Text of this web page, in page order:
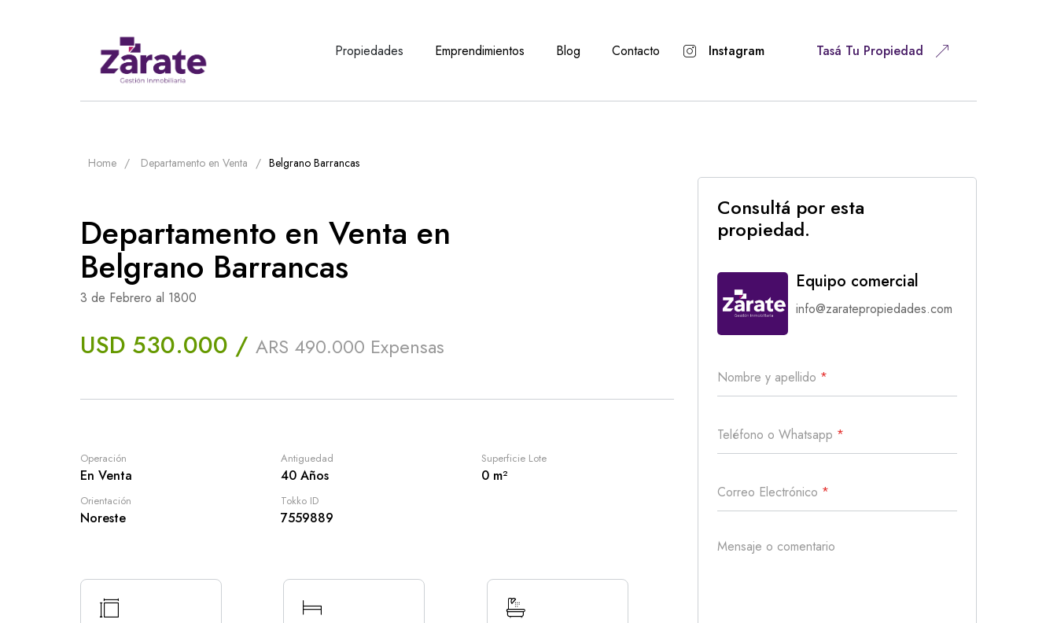
Propiedades Emprendimientos Blog Contacto Instagram Tasá Tu Propiedad
Home Departamento en Venta Belgrano Barrancas
Departamento en Venta en
Belgrano Barrancas
3 de Febrero al 1800
USD 530.000 / ARS 490.000 Expensas
Operación
En Venta
Antiguedad
40 Años
Superficie Lote
0 m²
Orientación
Noreste
Tokko ID
7559889
Consultá por esta
propiedad.
Equipo comercial
info@zaratepropiedades.com
Nombre y apellido *
Teléfono o Whatsapp *
Correo Electrónico *
Mensaje o comentario